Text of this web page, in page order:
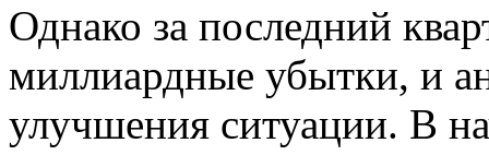
Однако за последний
миллиардные убытки, и
улучшения ситуации. В